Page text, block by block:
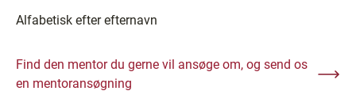
Alfabetisk efter efternavn
Find den mentor du gerne vil ansøge om, og send os
en mentoransøgning